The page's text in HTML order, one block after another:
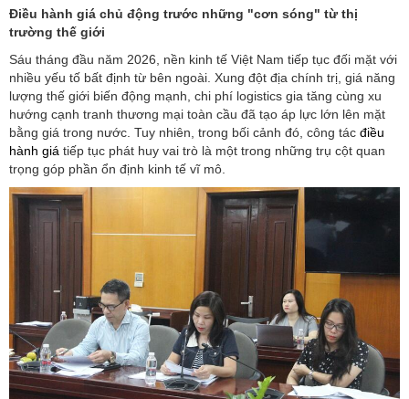
Điều hành giá chủ động trước những "cơn sóng" từ thị
trường thế giới
Sáu tháng đầu năm 2026, nền kinh tế Việt Nam tiếp tục đối mặt với
nhiều yếu tố bất định từ bên ngoài. Xung đột địa chính trị, giá năng
lượng thế giới biến động mạnh, chi phí logistics gia tăng cùng xu
hướng cạnh tranh thương mại toàn cầu đã tạo áp lực lớn lên mặt
bằng giá trong nước. Tuy nhiên, trong bối cảnh đó, công tác điều
hành giá tiếp tục phát huy vai trò là một trong những trụ cột quan
trọng góp phần ổn định kinh tế vĩ mô.